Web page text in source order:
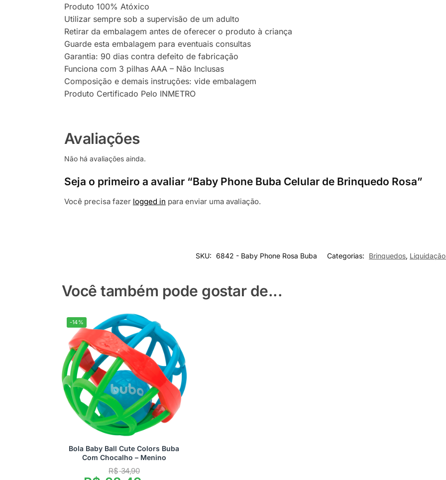
Produto 100% Atóxico
Utilizar sempre sob a supervisão de um adulto
Retirar da embalagem antes de oferecer o produto à criança
Guarde esta embalagem para eventuais consultas
Garantia: 90 dias contra defeito de fabricação
Funciona com 3 pilhas AAA – Não Inclusas
Composição e demais instruções: vide embalagem
Produto Certificado Pelo INMETRO
Avaliações
Não há avaliações ainda.
Seja o primeiro a avaliar “Baby Phone Buba Celular de Brinquedo Rosa”
Você precisa fazer logged in para enviar uma avaliação.
SKU: 6842 - Baby Phone Rosa Buba Categorias: Brinquedos,
Você também pode gostar de...
-14%
Bola Baby Ball Cute Colors Buba
Com Chocalho – Menino
R$34,90